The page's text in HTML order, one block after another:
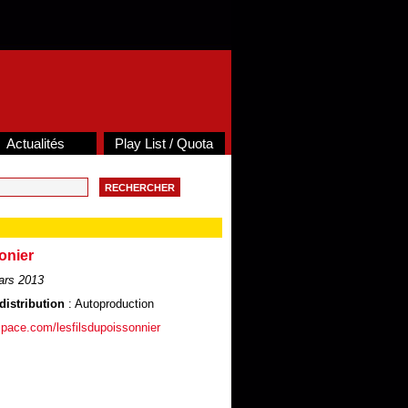
Actualités Play List / Quota
2013
: Autoproduction
lesfilsdupoissonnier